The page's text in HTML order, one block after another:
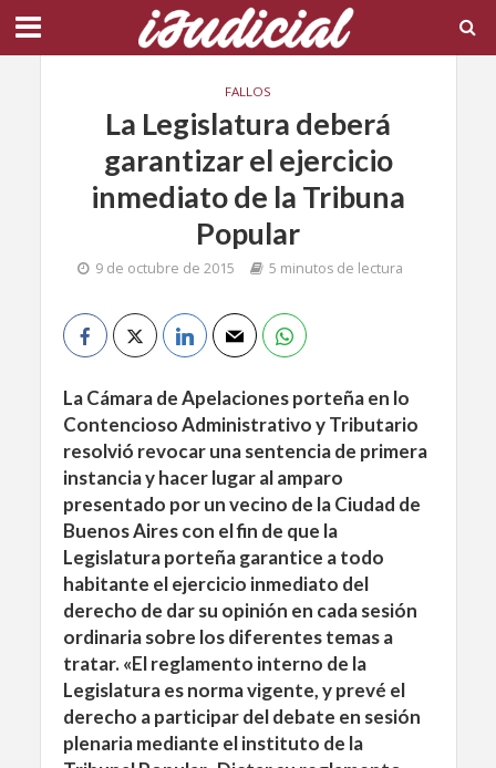
FALLOS
La Legislatura deberá
garantizar el ejercicio
inmediato de la Tribuna
Popular
9 de octubre de 2015 5 minutos de lectura
La Cámara de Apelaciones porteña en lo
Contencioso Administrativo y Tributario
resolvió revocar una sentencia de primera
instancia y hacer lugar al amparo
presentado por un vecino de la Ciudad de
Buenos Aires con el fin de que la
Legislatura porteña garantice a todo
habitante el ejercicio inmediato del
derecho de dar su opinión en cada sesión
ordinaria sobre los diferentes temas a
tratar. «El reglamento interno de la
Legislatura es norma vigente, y prevé el
derecho a participar del debate en sesión
plenaria mediante el instituto de la